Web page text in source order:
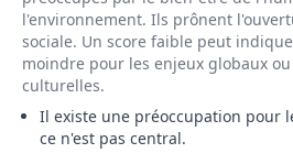
l'environnement. Ils prônent
sociale. Un score faible peut
moindre pour les enjeux globaux
culturelles.
Il existe une préoccupation pour
ce n'est pas central.